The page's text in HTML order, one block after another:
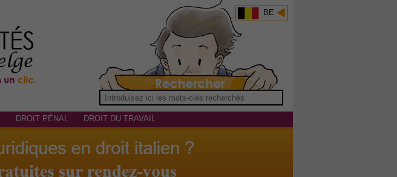
BE
DROIT PÉNAL DROIT DU TRAVAIL